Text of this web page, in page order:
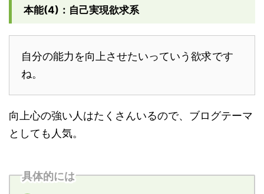
本能(4)：自己実現欲求系
自分の能力を向上させたいっていう欲求です
ね。
向上心の強い人はたくさんいるので、ブログテーマ
としても人気。
具体的には